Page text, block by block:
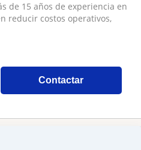
de 15 años de experiencia en
reducir costos operativos,
Contactar